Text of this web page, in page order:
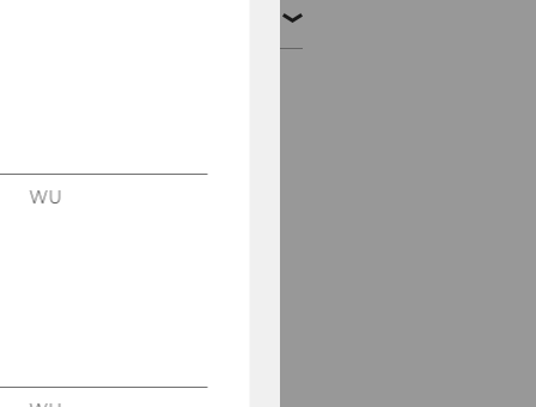
Sebastian Beer, PhD,
WU